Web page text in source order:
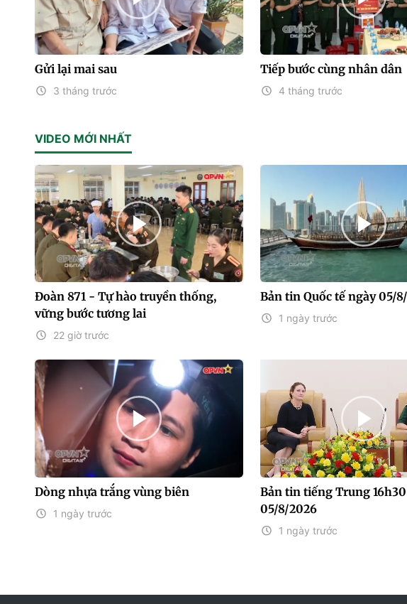
Gửi lại mai sau
3 tháng trước
Tiếp bước cùng nhân dân
4 tháng trước
VIDEO MỚI NHẤT
Đoàn 871 - Tự hào truyền thống,
vững bước tương lai
22 giờ trước
Bản tin Quốc tế ngày 05/
1 ngày trước
Dòng nhựa trắng vùng biên
1 ngày trước
Bản tin tiếng Trung
05/8/2026
1 ngày trước